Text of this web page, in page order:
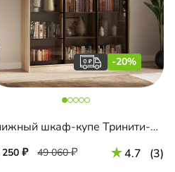
-20%
Книжный шкаф-купе Тринити-3-1 4 полки
250 49 060 4.7 (3)